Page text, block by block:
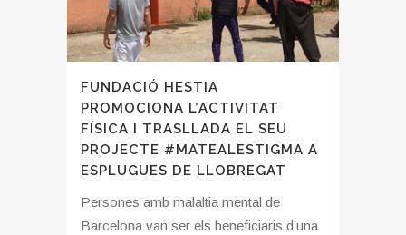
FUNDACIÓ HESTIA
PROMOCIONA L’ACTIVITAT
FÍSICA I TRASLLADA EL SEU
PROJECTE #MATEALESTIGMA A
ESPLUGUES DE LLOBREGAT
Persones amb malaltia mental de
Barcelona van ser els beneficiaris d’una